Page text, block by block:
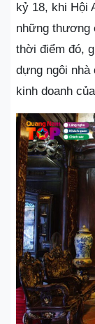
kỷ 18, khi Hội
những thương
thời điểm đó,
dựng ngôi nhà
kinh doanh